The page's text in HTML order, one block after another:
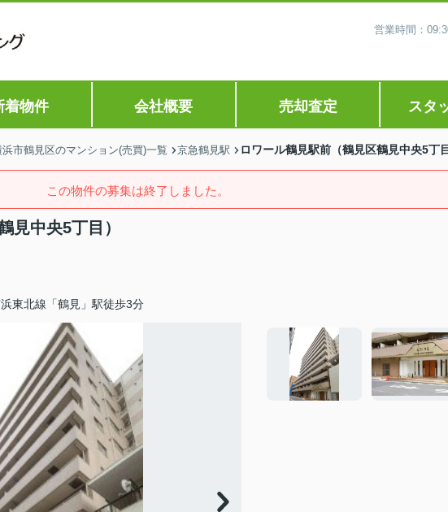
営業時間：
着物件 会社概要 売却査定 スタ
浜市鶴見区のマンション(売買)一覧 京急鶴見駅 ロワール鶴見駅前（鶴見区鶴見中央5丁
この物件の募集は終了しました。
見中央5丁目）
東北線「鶴見」駅徒歩3分